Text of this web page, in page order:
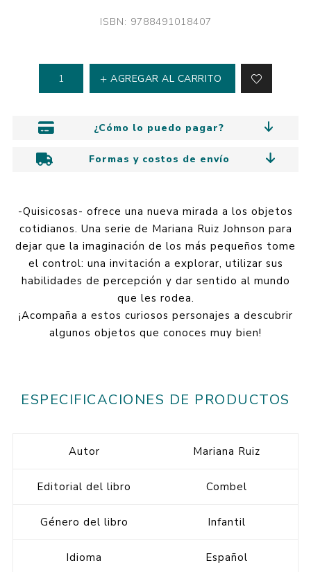
ISBN: 9788491018407
AGREGAR AL CARRITO
¿Cómo lo puedo pagar?
Formas y costos de envío
-Quisicosas- ofrece una nueva mirada a los objetos
cotidianos. Una serie de Mariana Ruiz Johnson para
dejar que la imaginación de los más pequeños tome
el control: una invitación a explorar, utilizar sus
habilidades de percepción y dar sentido al mundo
que les rodea.
¡Acompaña a estos curiosos personajes a descubrir
algunos objetos que conoces muy bien!
ESPECIFICACIONES DE PRODUCTOS
Autor Mariana Ruiz
Editorial del libro Combel
Género del libro Infantil
Idioma Español